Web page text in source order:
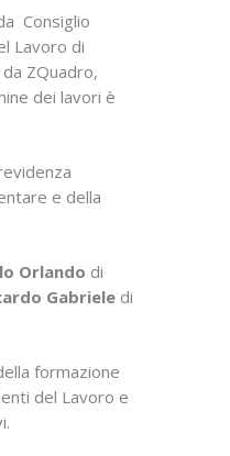
Consiglio
Lavoro di
ZQuadro,
dei lavori è
e della
Orlando di
Gabriele di
formazione
del Lavoro e